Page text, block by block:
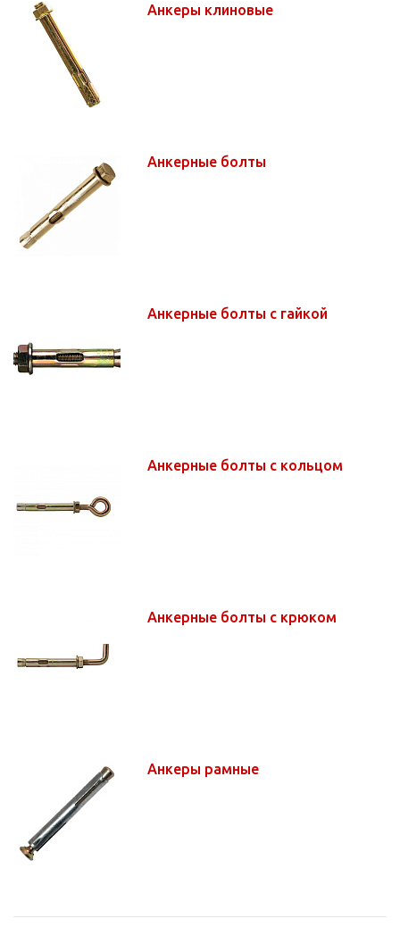
Анкеры клиновые
Анкерные болты
Анкерные болты с гайкой
Анкерные болты с кольцом
Анкерные болты с крюком
Анкеры рамные